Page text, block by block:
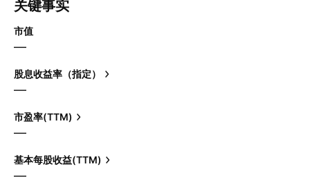
关键事实
市值
—
股息收益率（指定）
—
市盈率(TTM)
—
基本每股收益(TTM)
—